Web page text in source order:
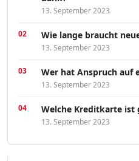
13. September 2023
Wie lange braucht
13. September 2023
Wer hat Anspruch auf
13. September 2023
Welche Kreditkarte ist
13. September 2023